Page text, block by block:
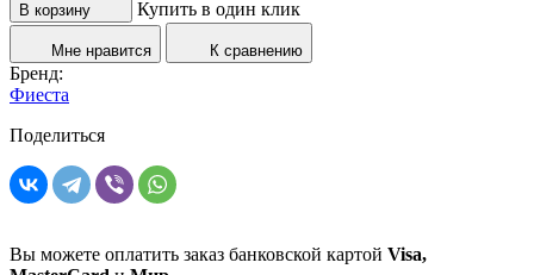
В корзину Купить в один клик
Мне нравится К сравнению
Бренд:
Фиеста
Поделиться
Вы можете оплатить заказ банковской картой Visa,